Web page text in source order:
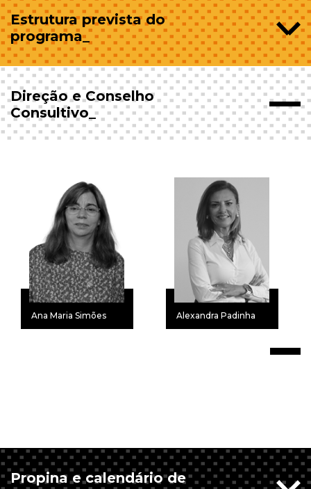
Estrutura prevista do
programa_
Direção e Conselho
Consultivo_
Ana Maria Simões Alexandra Padinha
Propina e calendário de